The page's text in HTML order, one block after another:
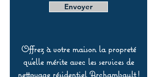
Envoyer
Offrez à votre maison la propreté
qu’elle mérite avec les services de
nettoyage résidentiel Archambault !